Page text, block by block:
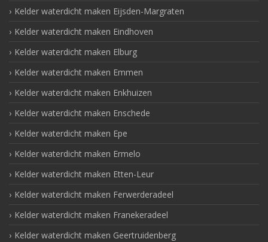
Kelder waterdicht maken Eijsden-Margraten
Kelder waterdicht maken Eindhoven
Kelder waterdicht maken Elburg
Kelder waterdicht maken Emmen
Kelder waterdicht maken Enkhuizen
Kelder waterdicht maken Enschede
Kelder waterdicht maken Epe
Kelder waterdicht maken Ermelo
Kelder waterdicht maken Etten-Leur
Kelder waterdicht maken Ferwerderadeel
Kelder waterdicht maken Franekeradeel
Kelder waterdicht maken Geertruidenberg